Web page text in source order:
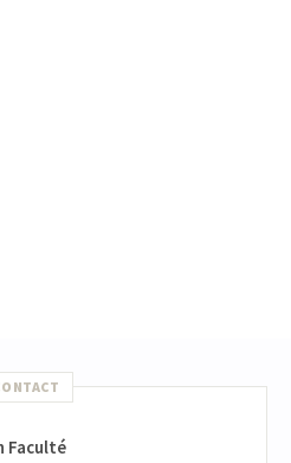
Faculté